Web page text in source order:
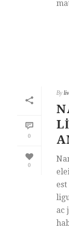
0
0
By
ac